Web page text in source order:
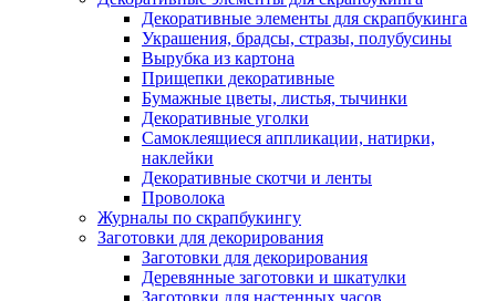
Декоративные элементы для скрапбукинга
Украшения, брадсы, стразы, полубусины
Вырубка из картона
Прищепки декоративные
Бумажные цветы, листья, тычинки
Декоративные уголки
Самоклеящиеся аппликации, натирки,
наклейки
Декоративные скотчи и ленты
Проволока
Журналы по скрапбукингу
Заготовки для декорирования
Заготовки для декорирования
Деревянные заготовки и шкатулки
Заготовки для настенных часов